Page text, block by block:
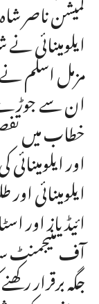
کمیشن ناصر
ایلومینائی
مزمل اسلم
ان سے جوڑے
خطاب میں
اور
ایلومینائی
ائیڈیاز اور
آف منیجمنٹ
جگہ برقرار